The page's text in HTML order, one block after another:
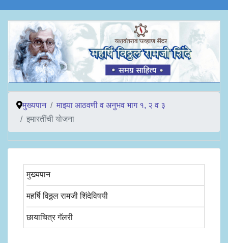
मुख्यपान
माझ्या आठवणी व अनुभव भाग १, २ व ३
इमारतींची योजना
मुख्यपान
महर्षि विठ्ठल रामजी शिंदेविषयी
छायाचित्र गॅलरी